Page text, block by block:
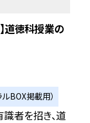
道徳科授業の
BOX掲載用）
識者を招き、道